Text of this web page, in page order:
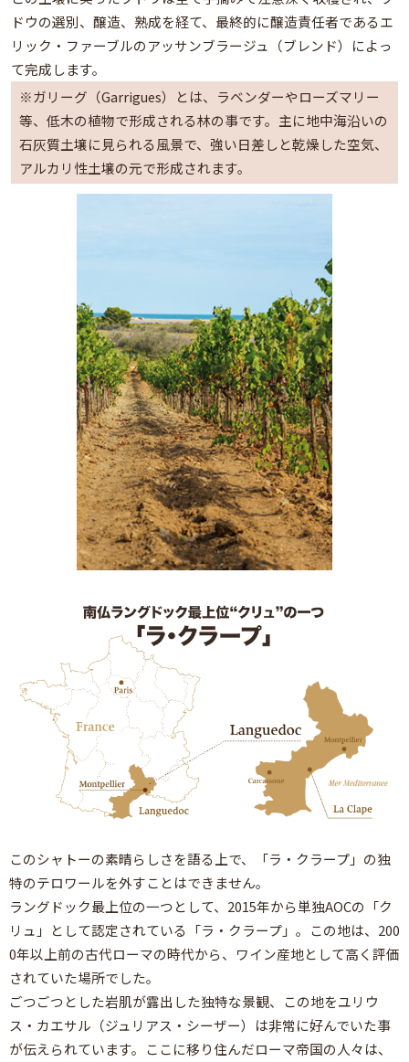
ドウの選別、醸造、熟成を経て、最終的に醸造責任者であるエ
リック・ファーブルのアッサンブラージュ（ブレンド）によっ
て完成します。
※ガリーグ（Garrigues）とは、ラベンダーやローズマリー
等、低木の植物で形成される林の事です。主に地中海沿いの
石灰質土壌に見られる風景で、強い日差しと乾燥した空気、
アルカリ性土壌の元で形成されます。
このシャトーの素晴らしさを語る上で、「ラ・クラープ」の独
特のテロワールを外すことはできません。
ラングドック最上位の一つとして、2015年から単独AOCの「ク
リュ」として認定されている「ラ・クラープ」。この地は、200
0年以上前の古代ローマの時代から、ワイン産地として高く評価
されていた場所でした。
ごつごつとした岩肌が露出した独特な景観、この地をユリウ
ス・カエサル（ジュリアス・シーザー）は非常に好んでいた事
が伝えられています。ここに移り住んだローマ帝国の人々は、